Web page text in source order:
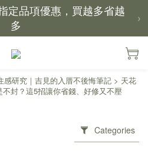
多
氣越熱，優惠越多
›
感研究｜吉見的入厝不後悔筆記 > 天花
封？這5招讓你省錢、好修又不壓
Categories